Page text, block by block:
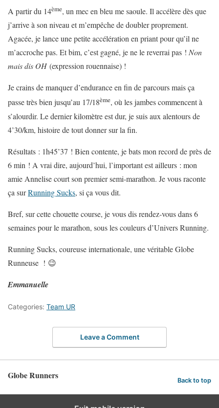
A partir du 14ème, un mec en bleu me saoule. Il accélère dès que
j’arrive à son niveau et m’empêche de doubler proprement.
Agacée, je lance une petite accélération en priant pour qu’il ne
m’accroche pas. Et bim, c’est gagné, je ne le reverrai pas ! Non
mais dis OH (expression rouennaise) !
Je crains de manquer d’endurance en fin de parcours mais ça
passe très bien jusqu’au 17/18ème, où les jambes commencent à
s’alourdir. Le dernier kilomètre est dur, je suis aux alentours de
4’30/km, histoire de tout donner sur la fin.
Résultats : 1h45’37 ! Bien contente, je bats mon record de près de
6 min ! A vrai dire, aujourd’hui, l’important est ailleurs : mon
amie Annelise court son premier semi-marathon. Je vous raconte
ça surRunning Sucks, si ça vous dit.
Bref, sur cette chouette course, je vous dis rendez-vous dans 6
semaines pour le marathon, sous les couleurs d’Univers Running.
Running Sucks, coureuse internationale, une véritable Globe
Runneuse ! 😉
Emmanuelle
Categories: Team UR
Leave a Comment
Globe Runners Back to top